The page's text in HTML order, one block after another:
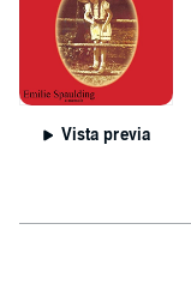
Vista previa